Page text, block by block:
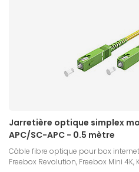
Jarretière optique simplex
APC/SC-APC - 0.5 mètre
Câble fibre optique pour box
Freebox Revolution, Freebox Mini 4K,